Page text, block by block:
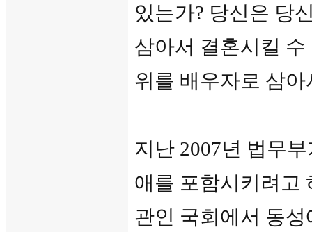
있는가? 당신은 당
삼아서 결혼시킬
위를 배우자로 삼
지난 2007년 법무
애를 포함시키려고
관인 국회에서 동